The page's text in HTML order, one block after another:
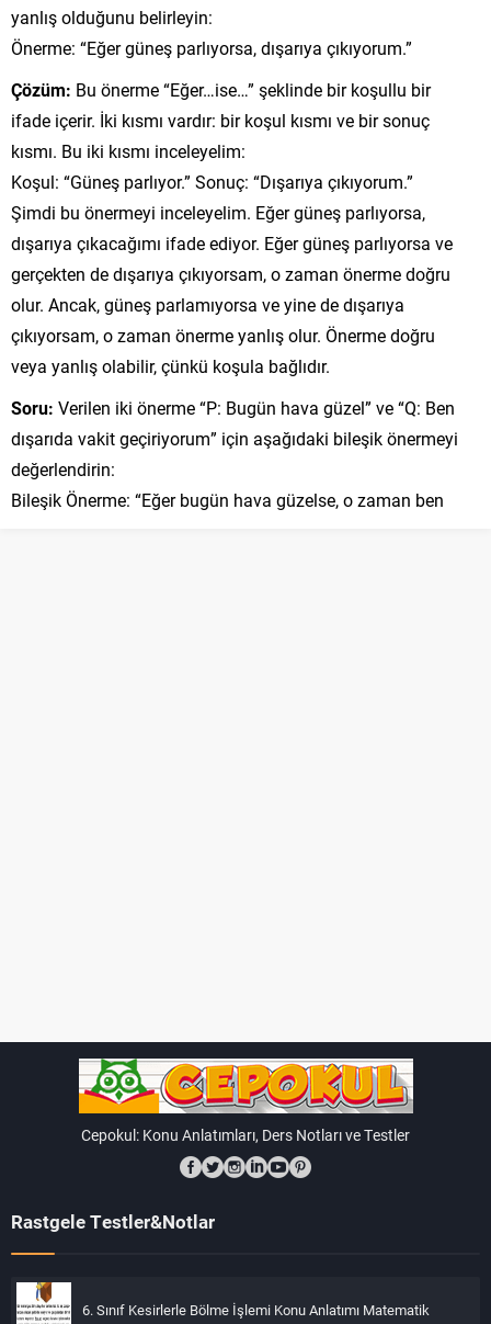
yanlış olduğunu belirleyin:
Önerme: “Eğer güneş parlıyorsa, dışarıya çıkıyorum.”
Çözüm: Bu önerme “Eğer…ise…” şeklinde bir koşullu bir
ifade içerir. İki kısmı vardır: bir koşul kısmı ve bir sonuç
kısmı. Bu iki kısmı inceleyelim:
Koşul: “Güneş parlıyor.” Sonuç: “Dışarıya çıkıyorum.”
Şimdi bu önermeyi inceleyelim. Eğer güneş parlıyorsa,
dışarıya çıkacağımı ifade ediyor. Eğer güneş parlıyorsa ve
gerçekten de dışarıya çıkıyorsam, o zaman önerme doğru
olur. Ancak, güneş parlamıyorsa ve yine de dışarıya
çıkıyorsam, o zaman önerme yanlış olur. Önerme doğru
veya yanlış olabilir, çünkü koşula bağlıdır.
Soru: Verilen iki önerme “P: Bugün hava güzel” ve “Q: Ben
dışarıda vakit geçiriyorum” için aşağıdaki bileşik önermeyi
değerlendirin:
Bileşik Önerme: “Eğer bugün hava güzelse, o zaman ben
Tavuk sevenler: {Mehmet, Elif, Zeynep, Mustafa}
Yukarıdaki bilgilere göre, aşağıdaki soruları yanıtlayın:
Hamburger ve pizza seven kaç öğrenci vardır?
En az bir tür yemeği seven toplam kaç öğrenci vardır?
Çözüm:
Cepokul: Konu Anlatımları, Ders Notları ve Testler
Rastgele Testler&Notlar
6. Sınıf Kesirlerle Bölme İşlemi Konu Anlatımı Matematik